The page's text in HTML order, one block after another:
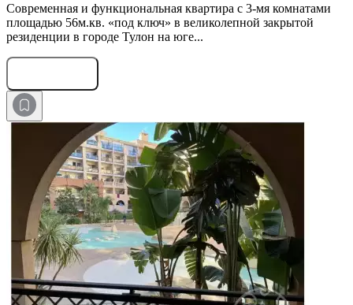
Современная и функциональная квартира с 3-мя комнатами
площадью 56м.кв. «под ключ» в великолепной закрытой
резиденции в городе Тулон на юге...